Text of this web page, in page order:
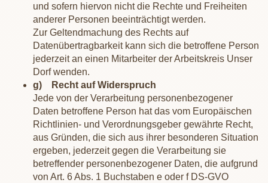
und sofern hiervon nicht die Rechte und Freiheiten
anderer Personen beeinträchtigt werden.
Zur Geltendmachung des Rechts auf
Datenübertragbarkeit kann sich die betroffene Person
jederzeit an einen Mitarbeiter der Arbeitskreis Unser
Dorf wenden.
g) Recht auf Widerspruch
Jede von der Verarbeitung personenbezogener
Daten betroffene Person hat das vom Europäischen
Richtlinien- und Verordnungsgeber gewährte Recht,
aus Gründen, die sich aus ihrer besonderen Situation
ergeben, jederzeit gegen die Verarbeitung sie
betreffender personenbezogener Daten, die aufgrund
von Art. 6 Abs. 1 Buchstaben e oder f DS-GVO